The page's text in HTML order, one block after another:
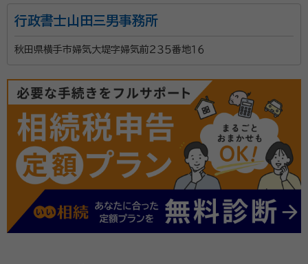
行政書士山田三男事務所
秋田県横手市婦気大堤字婦気前２３５番地１６